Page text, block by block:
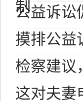
制
公益诉讼
摸排公益
检察建议
这对夫